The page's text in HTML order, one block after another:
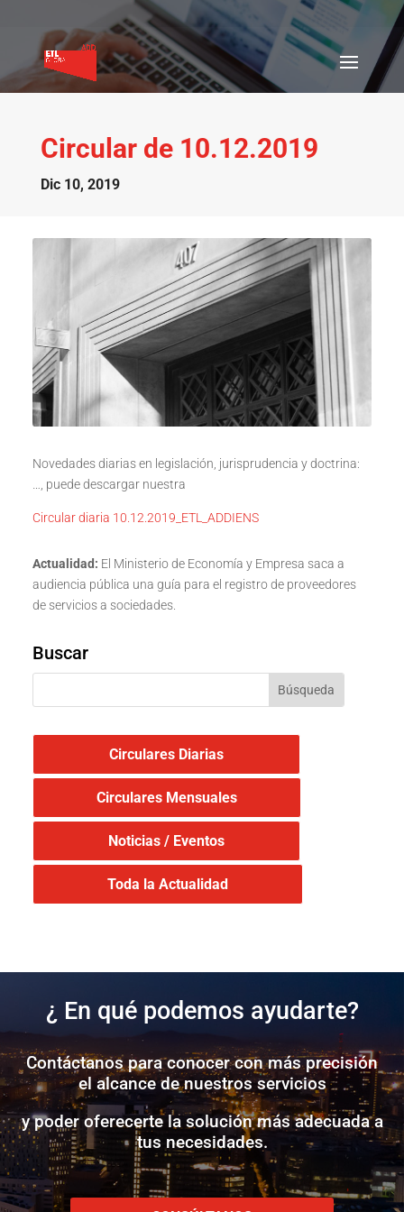
Circular de 10.12.2019
Dic 10, 2019
Novedades diarias en legislación, jurisprudencia y doctrina:
…, puede descargar nuestra
Circular diaria 10.12.2019_ETL_ADDIENS
Actualidad: El Ministerio de Economía y Empresa saca a
audiencia pública una guía para el registro de proveedores
de servicios a sociedades.
Buscar
Circulares Diarias
Circulares Mensuales
Noticias / Eventos
Toda la Actualidad
¿ En qué podemos ayudarte?
Contáctanos para conocer con más precisión
el alcance de nuestros servicios
y poder oferecerte la solución más adecuada a
tus necesidades.